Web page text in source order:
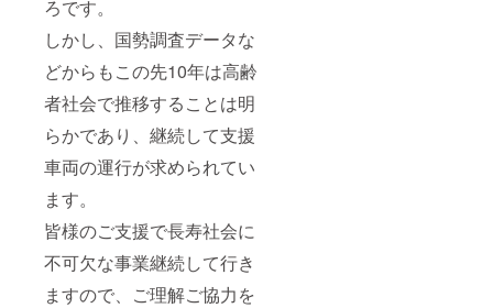
ろです。
しかし、国勢調査データな
どからもこの先10年は高齢
者社会で推移することは明
らかであり、継続して支援
車両の運行が求められてい
ます。
皆様のご支援で長寿社会に
不可欠な事業継続して行き
ますので、ご理解ご協力を